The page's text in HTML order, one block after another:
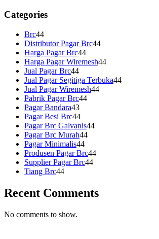
Categories
Brc44
Distributor Pagar Brc44
Harga Pagar Brc44
Harga Pagar Wiremesh44
Jual Pagar Brc44
Jual Pagar Segitiga Terbuka44
Jual Pagar Wiremesh44
Pabrik Pagar Brc44
Pagar Bandara43
Pagar Besi Brc44
Pagar Brc Galvanis44
Pagar Brc Murah44
Pagar Minimalis44
Produsen Pagar Brc44
Supplier Pagar Brc44
Tiang Brc44
Recent Comments
No comments to show.